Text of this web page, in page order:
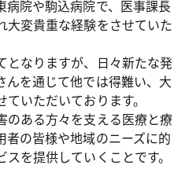
病院や駒込病院で、医事課長
大変貴重な経験をさせていた
となりますが、日々新たな発
んを通じて他では得難い、大
いただいております。
のある方々を支える医療と療
者の皆様や地域のニーズに的
を提供していくことです。